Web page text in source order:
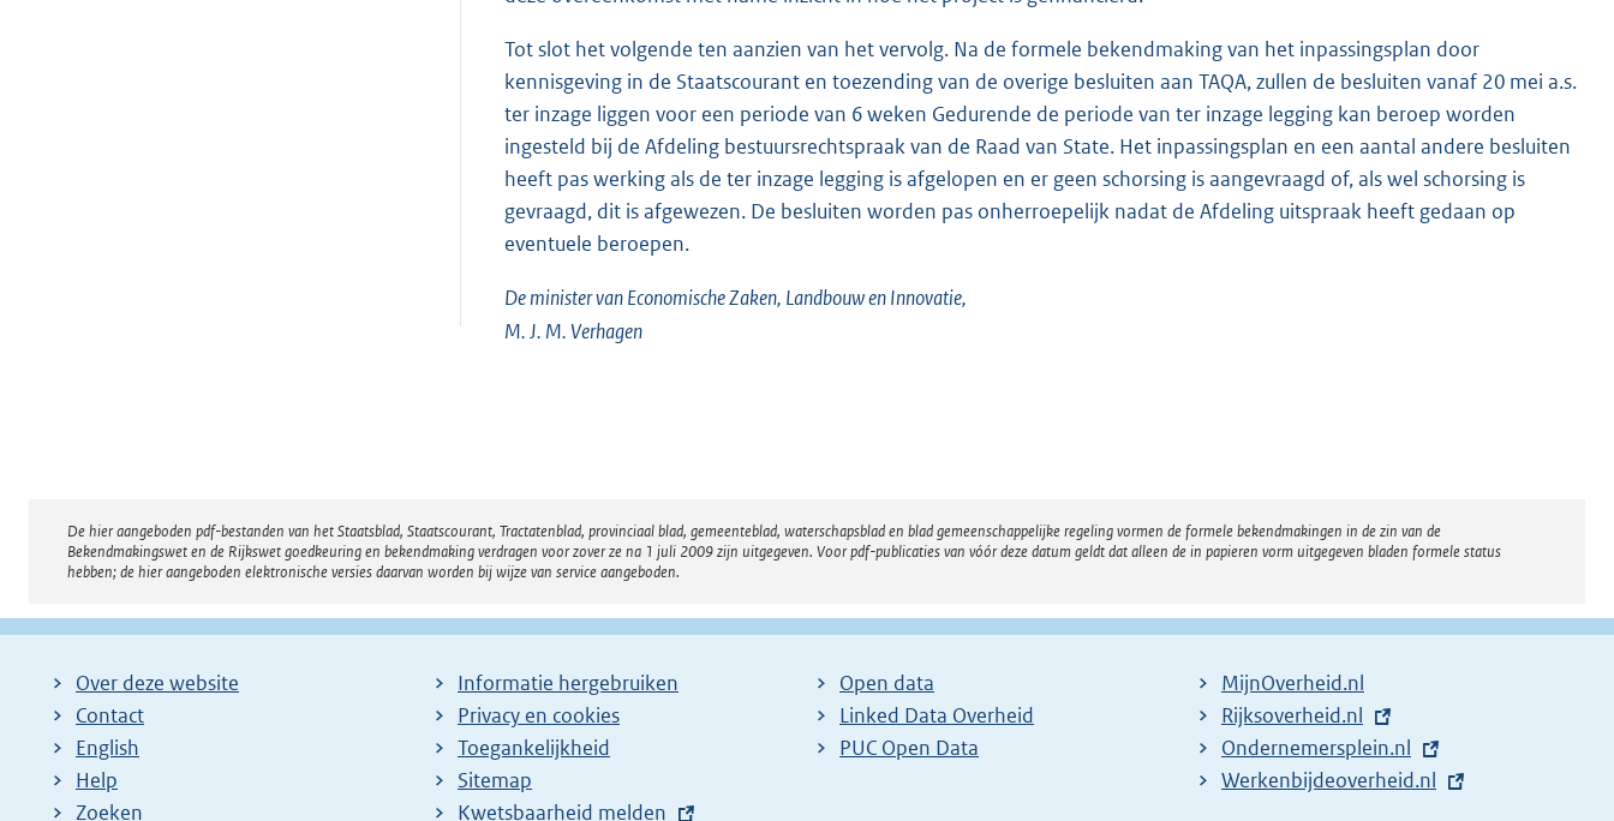
Tot slot het volgende ten aanzien van het vervolg. Na de formele bekendmaking van het inpassingsplan door
kennisgeving in de Staatscourant en toezending van de overige besluiten aan TAQA, zullen de besluiten vanaf 20 mei a.s.
ter inzage liggen voor een periode van 6 weken Gedurende de periode van ter inzage legging kan beroep worden
ingesteld bij de Afdeling bestuursrechtspraak van de Raad van State. Het inpassingsplan en een aantal andere besluiten
heeft pas werking als de ter inzage legging is afgelopen en er geen schorsing is aangevraagd of, als wel schorsing is
gevraagd, dit is afgewezen. De besluiten worden pas onherroepelijk nadat de Afdeling uitspraak heeft gedaan op
eventuele beroepen.
De minister van Economische Zaken, Landbouw en Innovatie,
M. J. M. Verhagen
Disclaimer
De hier aangeboden pdf-bestanden van het Staatsblad, Staatscourant, Tractatenblad, provinciaal blad, gemeenteblad, waterschapsblad en blad gemeenschappelijke regeling vormen de formele bekendmakingen in de zin van de
Bekendmakingswet en de Rijkswet goedkeuring en bekendmaking verdragen voor zover ze na 1 juli 2009 zijn uitgegeven. Voor pdf-publicaties van vóór deze datum geldt dat alleen de in papieren vorm uitgegeven bladen formele status
hebben; de hier aangeboden elektronische versies daarvan worden bij wijze van service aangeboden.
Over deze website
Contact
English
Help
Zoeken
Informatie hergebruiken
Privacy en cookies
Toegankelijkheid
Sitemap
E
Kwetsbaarheid melden
Open data
Linked Data Overheid
PUC Open Data
MijnOverheid.nl
E
x
t
Rijksoverheid.nl
E
x
Ondernemersplein.nl
E
Werkenbijdeoverheid.nl